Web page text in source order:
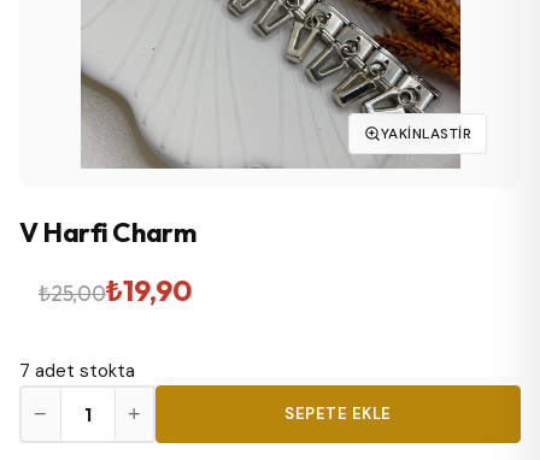
YAKINLASTIR
V Harfi Charm
₺25,00
Orijinal
₺25,00.
₺19,90
Şu
fiyat:
₺19,90.
7 adet stokta
Harfi
Charm
− + SEPETE EKLE